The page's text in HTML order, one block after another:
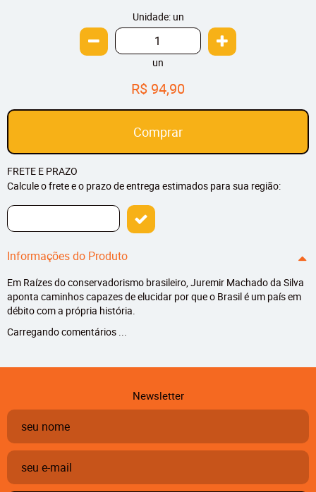
Unidade: un
un
R$ 94,90
Comprar
FRETE E PRAZO
Calcule o frete e o prazo de entrega estimados para sua região:
Informações do Produto
Em Raízes do conservadorismo brasileiro, Juremir Machado da Silva
aponta caminhos capazes de elucidar por que o Brasil é um país em
débito com a própria história.
Carregando comentários ...
Newsletter